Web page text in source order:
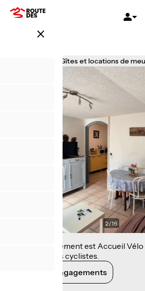
Aller
close
Gîtes et locations de
2/16
Cet établissement est Accueil Vélo
accueillir des cyclistes.
Voir ses engagements